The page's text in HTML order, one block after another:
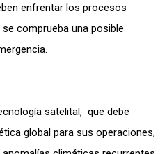
enfrentar los procesos
comprueba una posible
satelital, que debe
global para sus operaciones,